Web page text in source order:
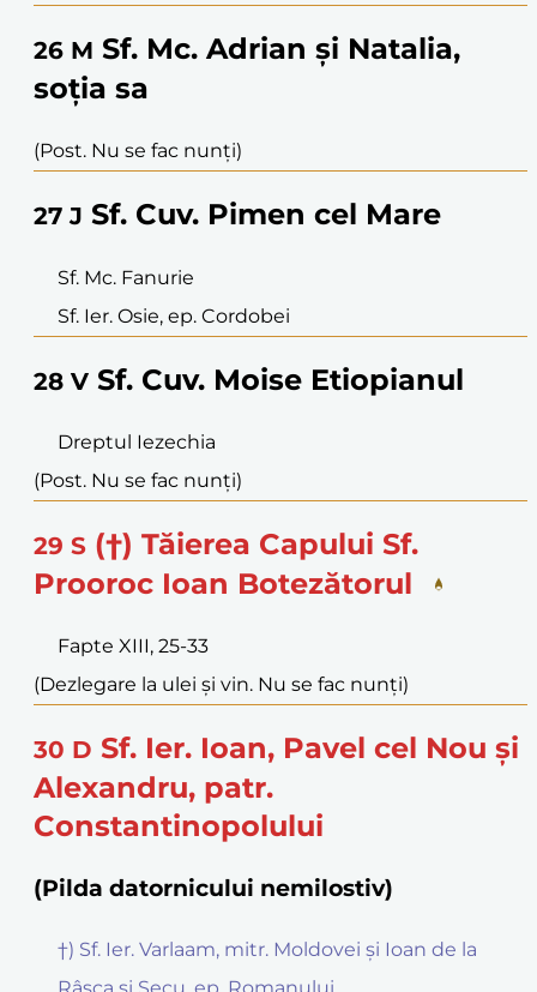
26 M Sf. Mc. Adrian și Natalia,
soția sa
(Post. Nu se fac nunți)
27 J Sf. Cuv. Pimen cel Mare
Sf. Mc. Fanurie
Sf. Ier. Osie, ep. Cordobei
28 V Sf. Cuv. Moise Etiopianul
Dreptul Iezechia
(Post. Nu se fac nunți)
29 S (†) Tăierea Capului Sf.
Prooroc Ioan Botezătorul
Fapte XIII, 25-33
(Dezlegare la ulei și vin. Nu se fac nunți)
30 D Sf. Ier. Ioan, Pavel cel Nou și
Alexandru, patr.
Constantinopolului
(Pilda datornicului nemilostiv)
†) Sf. Ier. Varlaam, mitr. Moldovei și Ioan de la